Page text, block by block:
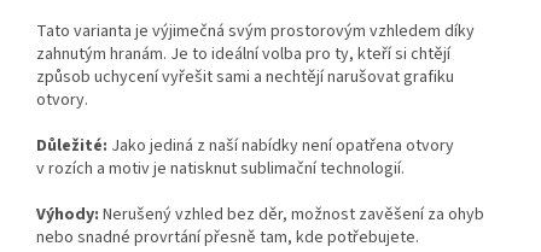
Tato varianta je výjimečná svým prostorovým vzhledem díky
zahnutým hranám. Je to ideální volba pro ty, kteří si chtějí
způsob uchycení vyřešit sami a nechtějí narušovat grafiku
otvory.
Důležité: Jako jediná z naší nabídky není opatřena otvory
v rozích a motiv je natisknut sublimační technologií.
Výhody: Nerušený vzhled bez děr, možnost zavěšení za ohyb
nebo snadné provrtání přesně tam, kde potřebujete.